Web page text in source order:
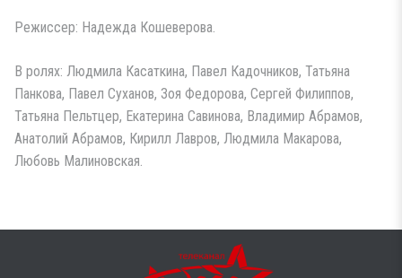
Режиссер: Надежда Кошеверова.
В ролях: Людмила Касаткина, Павел Кадочников, Татьяна
Панкова, Павел Суханов, Зоя Федорова, Сергей Филиппов,
Татьяна Пельтцер, Екатерина Савинова, Владимир Абрамов,
Анатолий Абрамов, Кирилл Лавров, Людмила Макарова,
Любовь Малиновская.